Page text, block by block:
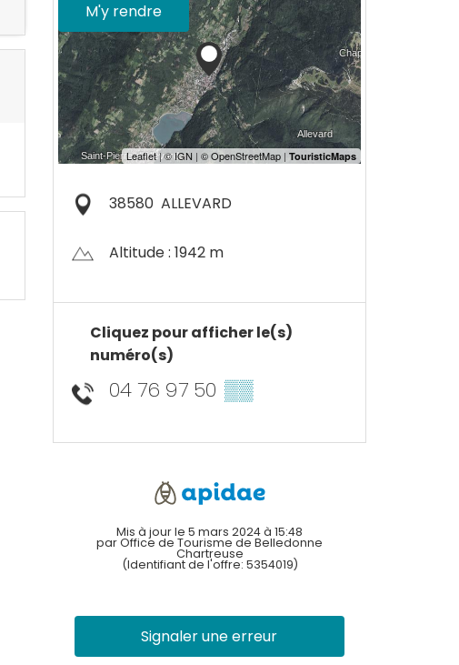
M'y rendre
38580 ALLEVARD
Altitude : 1942 m
Cliquez pour afficher le(s)
numéro(s)
04 76 97 50 ▒▒
Mis à jour le 5 mars 2024 à 15:48
par Office de Tourisme de Belledonne
Chartreuse
(Identifiant de l'offre: 5354019)
Signaler une erreur